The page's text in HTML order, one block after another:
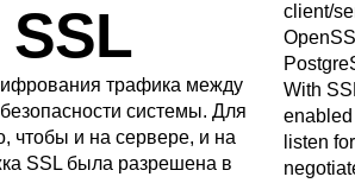
трафика между
системы. Для
чтобы и на сервере, и на
SSL была разрешена в
client/
With
listen